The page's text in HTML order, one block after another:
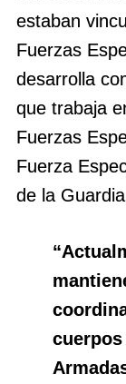
estaban
Fuerzas
desarrolla
que trabaja
Fuerzas
Fuerza
de la